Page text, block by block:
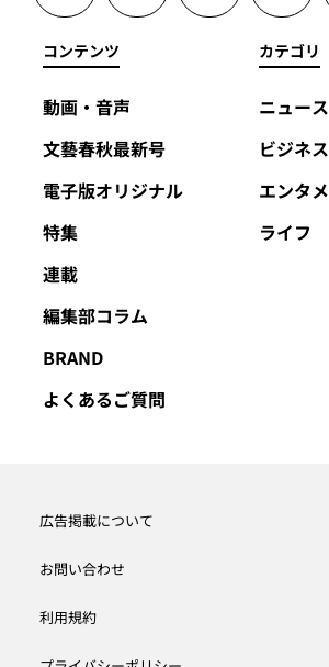
コンテンツ
動画・音声
文藝春秋最新号
電子版オリジナル
特集
連載
編集部コラム
BRAND
よくあるご質問
カテゴリ
ニュース
ビジネス
エンタメ
ライフ
広告掲載について
お問い合わせ
利用規約